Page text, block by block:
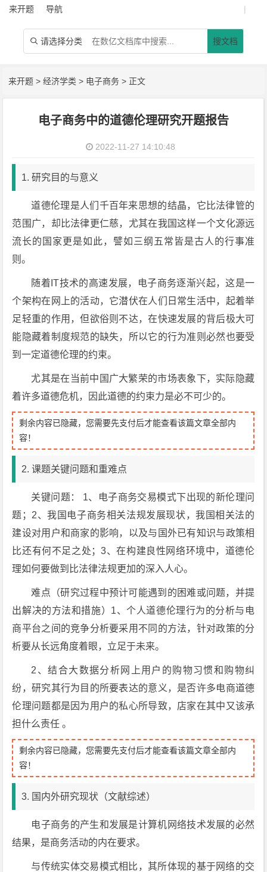
来开题 导航 |
 请选择分类 搜文档
来开题 >经济学类 > 电子商务 > 正文
电子商务中的道德伦理研究开题报告
2022-11-27 14:10:48
1. 研究目的与意义
道德伦理是人们千百年来思想的结晶，它比法律管的
范围广，却比法律更仁慈，尤其在我国这样一个文化源远
流长的国家更是如此，譬如三纲五常皆是古人的行事准
则。
随着IT技术的高速发展，电子商务逐渐兴起，这是一
个架构在网上的活动，它潜伏在人们日常生活中，起着举
足轻重的作用，但欲俗则不达，在快速发展的背后极大可
能隐藏着制度规范的缺失，所以它的行为准则必然也要受
到一定道德伦理的约束。
尤其是在当前中国广大繁荣的市场表象下，实际隐藏
着许多道德危机，因此道德的约束力是必不可少的。
剩余内容已隐藏，您需要先支付后才能查看该篇文章全部内
容！
2. 课题关键问题和重难点
关键问题： 1、电子商务交易模式下出现的新伦理问
题；2、我国电子商务相关法规发展现状，我国相关法的
建设对用户和商家的影响，以及与国外已有知识与政策相
比还有何不足之处；3、在构建良性网络环境中，道德伦
理如何要做到比法律法规更加的深入人心。
难点（研究过程中预计可能遇到的困难或问题，并提
出解决的方法和措施）1、个人道德伦理行为的分析与电
商平台之间的竞争分析要采用不同的方法，针对政策的分
析要从长远角度着眼，立足于未来。
2、结合大数据分析网上用户的购物习惯和购物纠
纷，研究其行为目的所要表达的意义，是否许多电商道德
伦理问题都是因为用户的私心所导致，店家在其中又该承
担什么责任 。
剩余内容已隐藏，您需要先支付后才能查看该篇文章全部内
容！
3. 国内外研究现状（文献综述）
电子商务的产生和发展是计算机网络技术发展的必然
结果，是商务活动的内在要求。
与传统实体交易模式相比，其所体现的基于网络的交